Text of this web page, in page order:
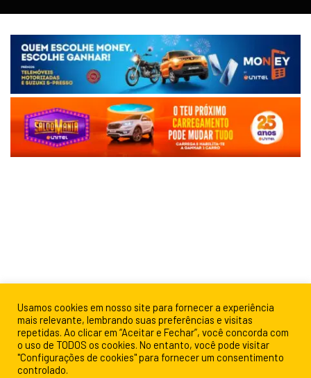
Usamos cookies em nosso site para fornecer a experiência
mais relevante, lembrando suas preferências e visitas
repetidas. Ao clicar em “Aceitar e Fechar”, você concorda com
o uso de TODOS os cookies. No entanto, você pode visitar
"Configurações de cookies" para fornecer um consentimento
controlado.